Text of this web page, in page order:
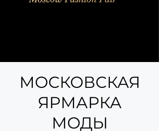
МОСКОВСКАЯ
ЯРМАРКА
МОДЫ